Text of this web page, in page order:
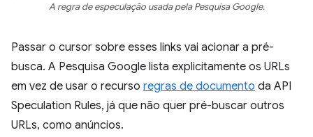
A regra de especulação usada pela Pesquisa Google.
Passar o cursor sobre esses links vai acionar a pré-
busca. A Pesquisa Google lista explicitamente os URLs
em vez de usar o recurso regras de documento da API
Speculation Rules, já que não quer pré-buscar outros
URLs, como anúncios.